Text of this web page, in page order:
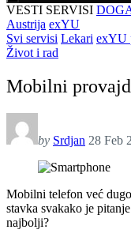
VESTI SERVISI
Austrija exYU
Svi servisi Lekari exYU
Život i rad
Mobilni
by Srdjan 28 Feb
Mobilni telefon već
stavka svakako je
najbolji?